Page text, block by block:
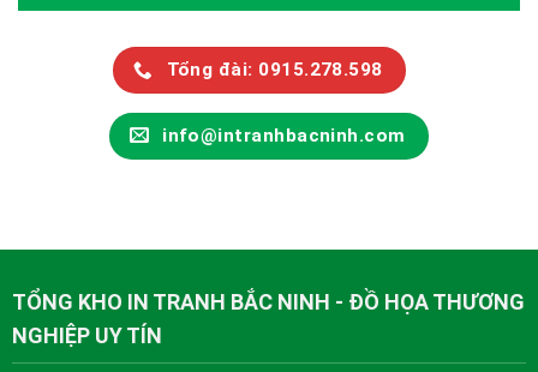
Tổng đài: 0915.278.598
info@intranhbacninh.com
TỔNG KHO IN TRANH BẮC NINH - ĐỒ HỌA THƯƠNG
NGHIỆP UY TÍN